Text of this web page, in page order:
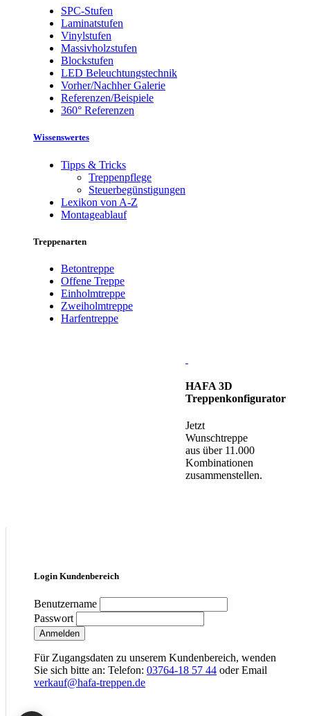
SPC-Stufen
Laminatstufen
Vinylstufen
Massivholzstufen
Blockstufen
LED Beleuchtungstechnik
Vorher/Nachher Galerie
Referenzen/Beispiele
360° Referenzen
Wissenswertes
Tipps & Tricks
Treppenpflege
Steuerbegünstigungen
Lexikon von A-Z
Montageablauf
Treppenarten
Betontreppe
Offene Treppe
Einholmtreppe
Zweiholmtreppe
Harfentreppe
HAFA 3D
Treppenkonfigurator
Jetzt
Wunschtreppe
aus über 11.000
Kombinationen
zusammenstellen.
Login Kundenbereich
Benutzername
Passwort
Anmelden
Für Zugangsdaten zu unserem Kundenbereich, wenden
Sie sich bitte an: Telefon: 03764-18 57 44 oder Email
verkauf@hafa-treppen.de